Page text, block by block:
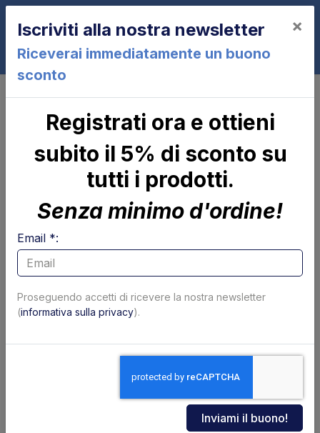
0
Altimani
Pagina 1 di 13 Mostra per pagina
Basetta per pulsante
Codice: 73806N
Iscriviti alla nostra newsletter
Riceverai immediatamente un buono
sconto
×
Registrati ora e ottieni
subito il 5% di sconto su
tutti i prodotti.
Senza minimo d'ordine!
Email *:
Proseguendo accetti di ricevere la nostra newsletter
(informativa sulla privacy).